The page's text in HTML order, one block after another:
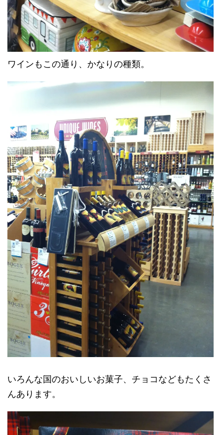
ワインもこの通り、かなりの種類。
いろんな国のおいしいお菓子、チョコなどもたくさ
んあります。